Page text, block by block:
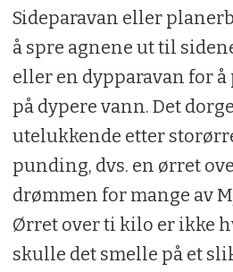
Sideparavan eller
å spre agnene ut til
eller en dypparavan for
på dypere vann. Det
utelukkende etter
punding, dvs. en ørret
drømmen for mange av
Ørret over ti kilo er ikke
skulle det smelle på et